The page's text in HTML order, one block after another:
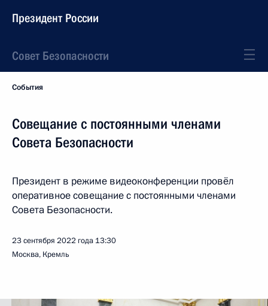
Президент России
Совет Безопасности
События
Совещание с постоянными членами
Совета Безопасности
Президент в режиме видеоконференции провёл
оперативное совещание с постоянными членами
Совета Безопасности.
23 сентября 2022 года 13:30
Москва, Кремль